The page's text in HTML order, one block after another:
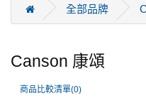
全部品牌
Canson 康頌
商品比較清單(0)